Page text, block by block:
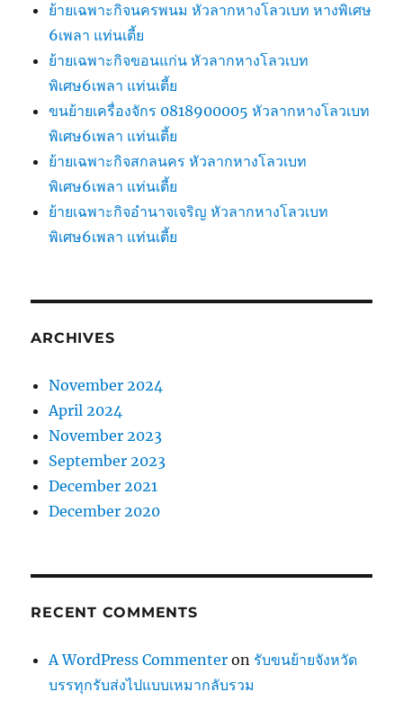
ย้ายเฉพาะกิจนครพนม หัวลากหางโลวเบท หางพิเศษ
6เพลา แท่นเตี้ย
ย้ายเฉพาะกิจขอนแก่น หัวลากหางโลวเบท
พิเศษ6เพลา แท่นเตี้ย
ขนย้ายเครื่องจักร 0818900005 หัวลากหางโลวเบท
พิเศษ6เพลา แท่นเตี้ย
ย้ายเฉพาะกิจสกลนคร หัวลากหางโลวเบท
พิเศษ6เพลา แท่นเตี้ย
ย้ายเฉพาะกิจอำนาจเจริญ หัวลากหางโลวเบท
พิเศษ6เพลา แท่นเตี้ย
ARCHIVES
November 2024
April 2024
November 2023
September 2023
December 2021
December 2020
RECENT COMMENTS
A WordPress Commenter on รับขนย้ายจังหวัด
บรรทุกรับส่งไปแบบเหมากลับรวม